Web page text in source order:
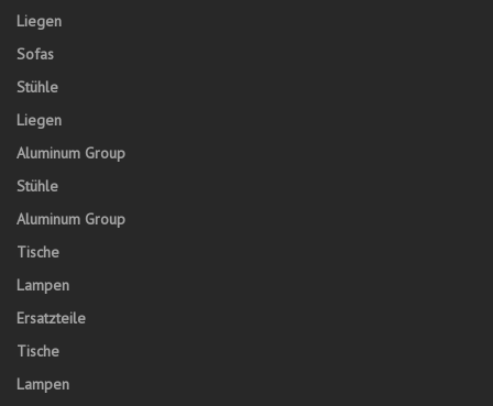
Liegen
Sofas
Stühle
Liegen
Aluminum Group
Stühle
Aluminum Group
Tische
Lampen
Ersatzteile
Tische
Lampen